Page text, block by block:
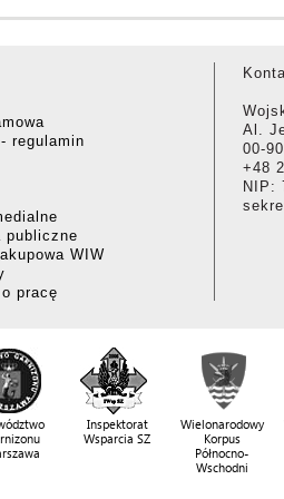
regulamin
publiczne
WIW
pracę
Al.
00-
+48
NIP:
Inspektorat
Wsparcia SZ
Wielonarodowy
Korpus
Północno-
Wschodni